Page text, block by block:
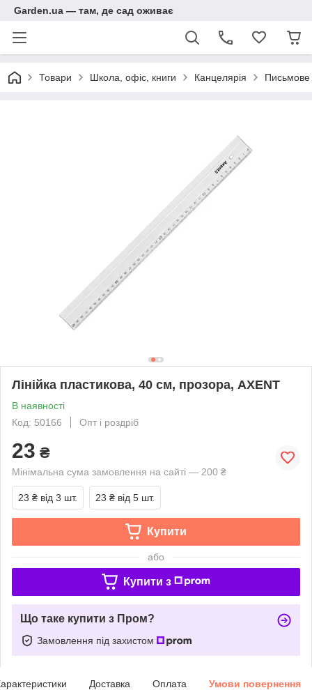
Garden.ua — там, де сад оживає
Товари Школа, офіс, книги Канцелярія
Лінійка пластикова, 40 см, прозора, AXENT
В наявності
Код: 50166
Опт і роздріб
23 ₴
Мінімальна сума замовлення на сайті — 200 ₴
23 ₴ від 3 шт. 23 ₴ від 5 шт.
Купити
або
Купити з
Що таке купити з Пром?
Замовлення під захистом
Доставка Оплата Умови повернення